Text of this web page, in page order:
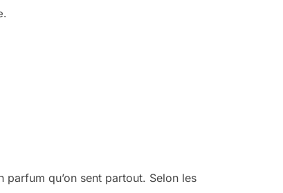
qu’on sent partout. Selon les